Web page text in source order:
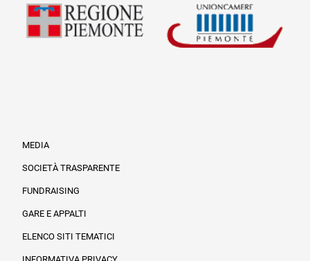
MEDIA
SOCIETÀ TRASPARENTE
FUNDRAISING
GARE E APPALTI
ELENCO SITI TEMATICI